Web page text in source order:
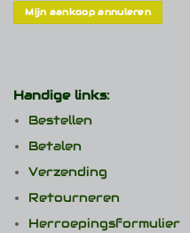
Mijn aankoop annuleren
Handige links:
Bestellen
Betalen
Verzending
Retourneren
Herroepingsformulier